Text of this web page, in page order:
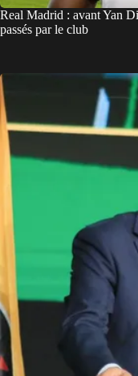
Real Madrid : avant Yan
passés par le club